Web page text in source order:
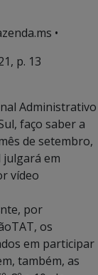
•
p. 13
Administrativo
faço saber a
de setembro,
em
vídeo
por
os
em participar
também, as